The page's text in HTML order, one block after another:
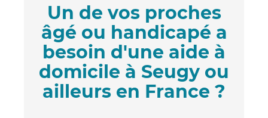
Un de vos proches
âgé ou handicapé a
besoin d'une aide à
domicile à Seugy ou
ailleurs en France ?